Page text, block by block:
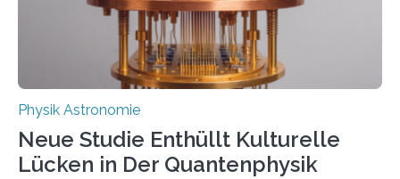
Thorium tatsächlich nutzen lässt, um hochpräzise…
Physik Astronomie
Neue Studie Enthüllt Kulturelle
Lücken in Der Quantenphysik